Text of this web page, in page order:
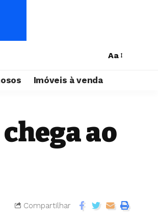
Aa
Imóveis à venda
ao
Compartilhar